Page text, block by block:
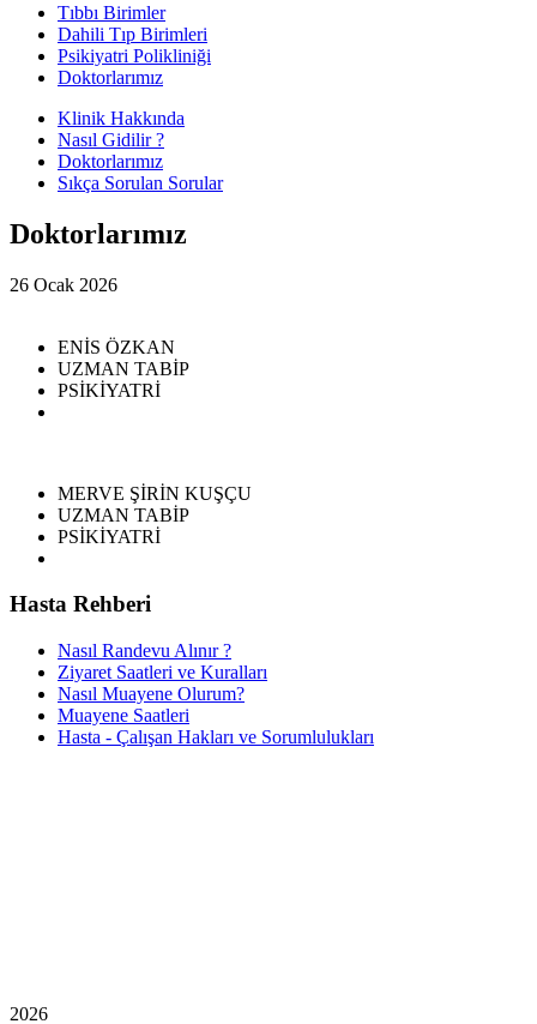
Tıbbı Birimler
Dahili Tıp Birimleri
Psikiyatri Polikliniği
Doktorlarımız
Klinik Hakkında
Nasıl Gidilir ?
Doktorlarımız
Sıkça Sorulan Sorular
Doktorlarımız
26 Ocak 2026
ENİS ÖZKAN
UZMAN TABİP
PSİKİYATRİ
MERVE ŞİRİN KUŞÇU
UZMAN TABİP
PSİKİYATRİ
Hasta Rehberi
Nasıl Randevu Alınır ?
Ziyaret Saatleri ve Kuralları
Nasıl Muayene Olurum?
Muayene Saatleri
Hasta - Çalışan Hakları ve Sorumlulukları
2026